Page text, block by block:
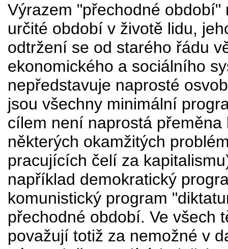
Výrazem "přechodné
určité období v životě lidu,
odtržení se od starého řádu
ekonomického a sociálního
nepředstavuje naprosté
jsou všechny minimální
cílem není naprostá
některých okamžitých
pracujících čelí za
například demokratický
komunistický program
přechodné období. Ve všech
považují totiž za nemožné v